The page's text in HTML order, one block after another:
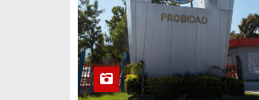
r
a
d